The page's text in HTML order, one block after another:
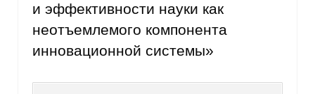
и эффективности науки как
неотъемлемого компонента
инновационной системы»